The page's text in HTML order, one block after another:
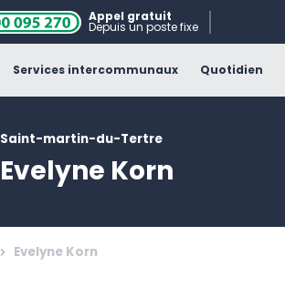
Appel gratuit
Depuis un poste fixe
Services intercommunaux Quotidien
Saint-martin-du-Tertre
Evelyne Korn
Evelyne Korn